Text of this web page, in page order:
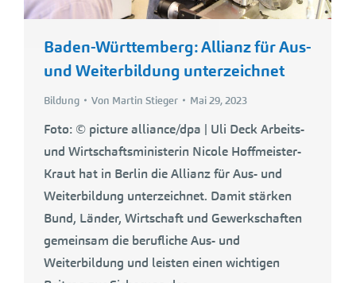
Baden-Württemberg: Allianz für Aus-
und Weiterbildung unterzeichnet
Bildung Von Martin Stieger Mai 29, 2023
Foto: © picture alliance/dpa | Uli Deck Arbeits-
und Wirtschaftsministerin Nicole Hoffmeister-
Kraut hat in Berlin die Allianz für Aus- und
Weiterbildung unterzeichnet. Damit stärken
Bund, Länder, Wirtschaft und Gewerkschaften
gemeinsam die berufliche Aus- und
Weiterbildung und leisten einen wichtigen